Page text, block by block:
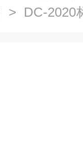
> DC-2020